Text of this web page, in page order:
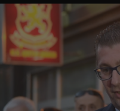
Интервју